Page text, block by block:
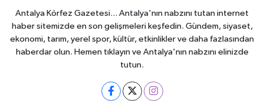
Antalya Körfez Gazetesi... Antalya'nın nabzını tutan internet
haber sitemizde en son gelişmeleri keşfedin. Gündem, siyaset,
ekonomi, tarım, yerel spor, kültür, etkinlikler ve daha fazlasından
haberdar olun. Hemen tıklayın ve Antalya'nın nabzını elinizde
tutun.